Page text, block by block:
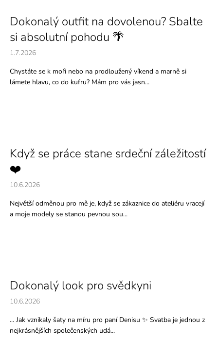
Dokonalý outfit na dovolenou? Sbalte
si absolutní pohodu 🌴
1.7.2026
Chystáte se k moři nebo na prodloužený víkend a marně si
lámete hlavu, co do kufru? Mám pro vás jasn...
Když se práce stane srdeční záležitostí
❤️
10.6.2026
Největší odměnou pro mě je, když se zákaznice do ateliéru vracejí
a moje modely se stanou pevnou sou...
Dokonalý look pro svědkyni
10.6.2026
... Jak vznikaly šaty na míru pro paní Denisu ✨ Svatba je jednou z
nejkrásnějších společenských udá...